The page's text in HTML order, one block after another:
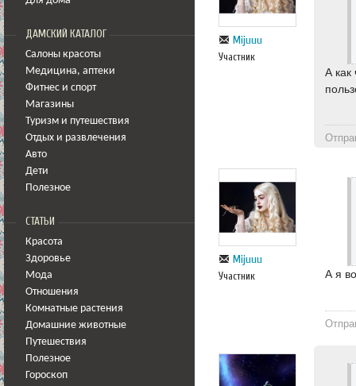
ДАМСКИЙ КАТАЛОГ
Салоны красоты
Медицина, аптеки
Фитнес и спорт
Магазины
Туризм и путешествия
Отдых и развлечения
Авто
Дети
Полезное
СТАТЬИ
Красота
Здоровье
Мода
Отношения
Комнатные растения
Домашние животные
Путешествия
Полезное
Гороскоп
Mijuuu
Участник
А как
Mijuuu
Участник А я